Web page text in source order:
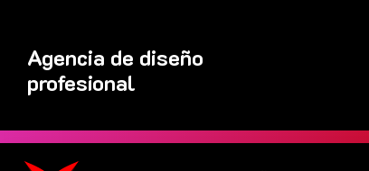
Agencia de diseño
profesional